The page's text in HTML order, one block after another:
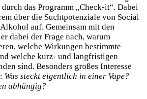
das Programm „Check-it“. Dabei
über die Suchtpotenziale von Social
auf. Gemeinsam mit den
dabei der Frage nach, warum
welche Wirkungen bestimmte
welche kurz- und langfristigen
sind. Besonders großes Interesse
Was steckt eigentlich in einer Vape?
abhängig?